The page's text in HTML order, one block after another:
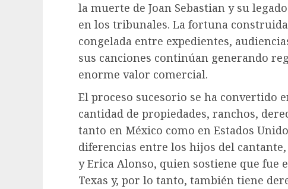
la muerte de Joan Sebastian y su
en los tribunales. La fortuna
congelada entre expedientes,
sus canciones continúan generando
enorme valor comercial.
El proceso sucesorio se ha convertido
cantidad de propiedades, ranchos,
tanto en México como en Estados
diferencias entre los hijos del
y Erica Alonso, quien sostiene que fue
Texas y, por lo tanto, también tiene